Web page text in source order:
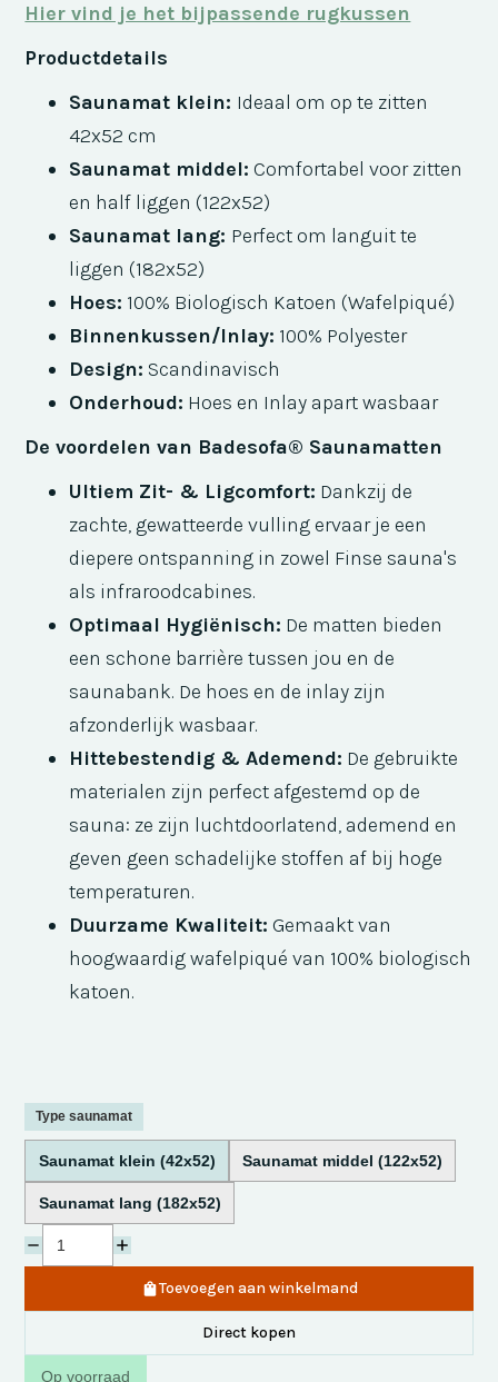
Hier vind je het bijpassende rugkussen
Productdetails
Saunamat klein: Ideaal om op te zitten
42x52 cm
Saunamat middel: Comfortabel voor zitten
en half liggen (122x52)
Saunamat lang: Perfect om languit te
liggen (182x52)
Hoes: 100% Biologisch Katoen (Wafelpiqué)
Binnenkussen/Inlay: 100% Polyester
Design: Scandinavisch
Onderhoud: Hoes en Inlay apart wasbaar
De voordelen van Badesofa® Saunamatten
Ultiem Zit- & Ligcomfort: Dankzij de
zachte, gewatteerde vulling ervaar je een
diepere ontspanning in zowel Finse sauna's
als infraroodcabines.
Optimaal Hygiënisch: De matten bieden
een schone barrière tussen jou en de
saunabank. De hoes en de inlay zijn
afzonderlijk wasbaar.
Hittebestendig & Ademend: De gebruikte
materialen zijn perfect afgestemd op de
sauna: ze zijn luchtdoorlatend, ademend en
geven geen schadelijke stoffen af bij hoge
temperaturen.
Duurzame Kwaliteit: Gemaakt van
hoogwaardig wafelpiqué van 100% biologisch
katoen.
Type saunamat
Saunamat klein (42x52) Saunamat middel (122x52)
Saunamat lang (182x52)
Toevoegen aan winkelmand
Direct kopen
Op voorraad